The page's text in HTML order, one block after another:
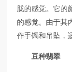
胧的感觉。它的
的感觉。由于其
作手镯和吊坠，
豆种翡翠